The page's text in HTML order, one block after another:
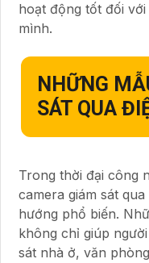
hoạt động tốt đối
mình.
NHỮNG
SÁT QUA
Trong thời đại công
camera giám sát
hướng phổ biến.
không chỉ giúp
sát nhà ở, văn